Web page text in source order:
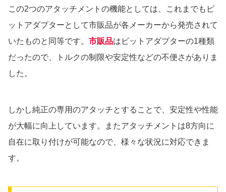
この2つのアタッチメントの機能としては、これまでもビ
ットアダプターとして市販品が各メーカーから発売されて
いたものと同等です。 市販品はビットアダプターの1種類
だったので、トルクの制限や安定性などの不便さがありま
した。
しかし純正の専用のアタッチとすることで、安定性や性能
が大幅に向上しています。またアタッチメントは8方向に
自在に取り付けが可能なので、様々な状況に対応できま
す。